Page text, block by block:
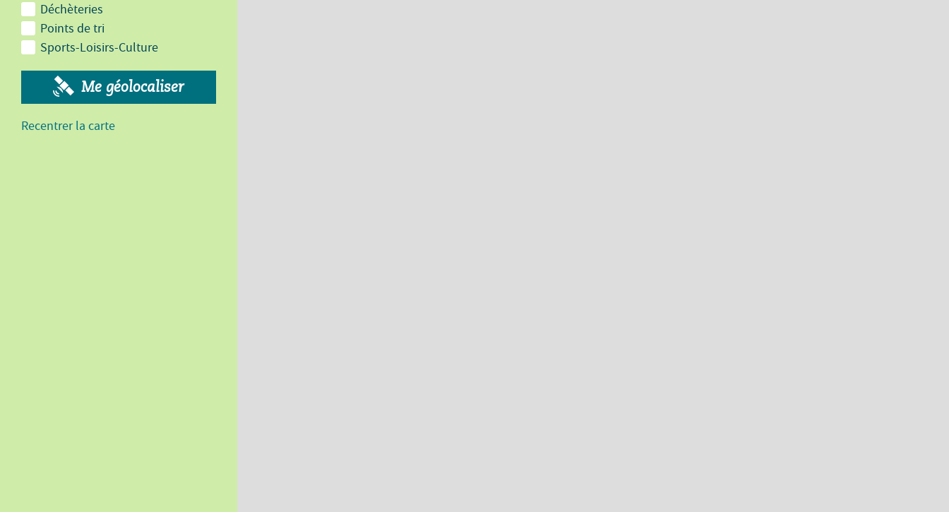
Déchèteries
Points de tri
Sports-Loisirs-Culture
Me géolocaliser
Recentrer la carte